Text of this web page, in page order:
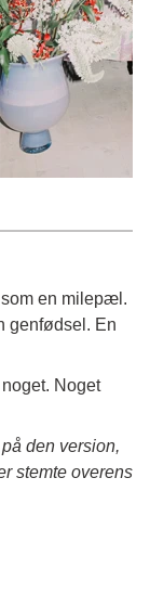
en milepæl.
genfødsel. En
Noget
den version,
stemte overens